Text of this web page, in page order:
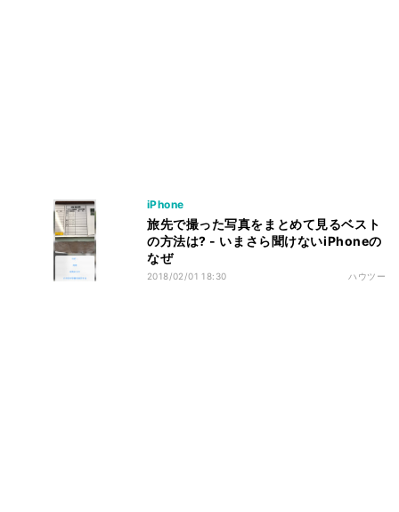
iPhone
旅先で撮った写真をまとめて見るベスト
の方法は? - いまさら聞けないiPhoneの
なぜ
2018/02/01 18:30 ハウツー